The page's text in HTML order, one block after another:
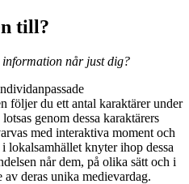
till?
når just dig?
följer du ett antal karaktärer under
genom dessa karaktärers
med interaktiva moment och
lokalsamhället knyter ihop dessa
når dem, på olika sätt och i
deras unika medievardag.